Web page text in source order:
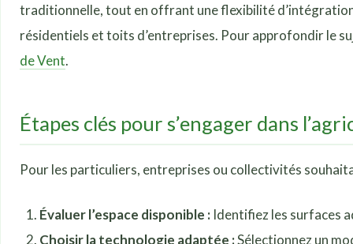
traditionnelle, tout en offrant une flexibilité
résidentiels et toits d’entreprises. Pour approfondir le
de Vent.
Étapes clés pour s’engager dans
Pour les particuliers, entreprises ou collectivités
Évaluer l’espace disponible : Identifiez les surfaces
Choisir la technologie adaptée :Sélectionnez un